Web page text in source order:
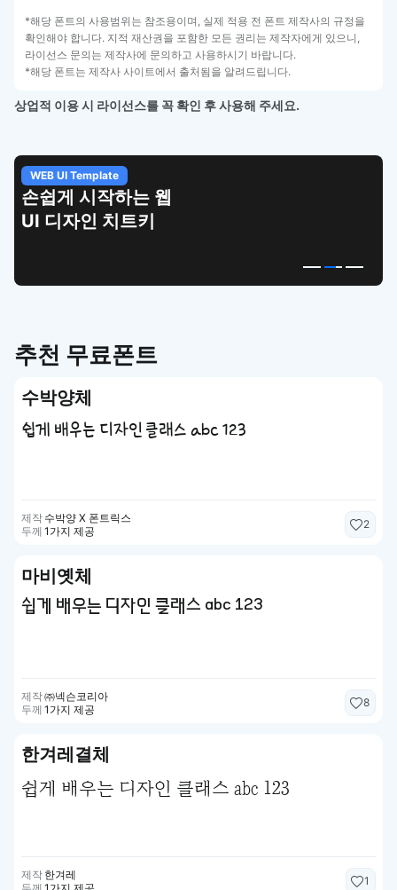
*해당 폰트의 사용범위는 참조용이며, 실제 적용 전 폰트 제작사의 규정을
확인해야 합니다. 지적 재산권을 포함한 모든 권리는 제작자에게 있으니,
라이선스 문의는 제작사에 문의하고 사용하시기 바랍니다.
*해당 폰트는 제작사 사이트에서 출처됨을 알려드립니다.
상업적 이용 시 라이선스를 꼭 확인 후 사용해 주세요.
WEB UI Template
손쉽게 시작하는 웹
UI 디자인 치트키
추천 무료폰트
수박양체
쉽게 배우는 디자인 클래스 abc 123
제작 수박양 X 폰트릭스
두께 1가지 제공
2
마비옛체
쉽게 배우는 디자인 클래스 abc 123
제작㈜넥슨코리아
두께 1가지 제공
8
한겨레결체
쉽게 배우는 디자인 클래스 abc 123
제작 한겨레
1